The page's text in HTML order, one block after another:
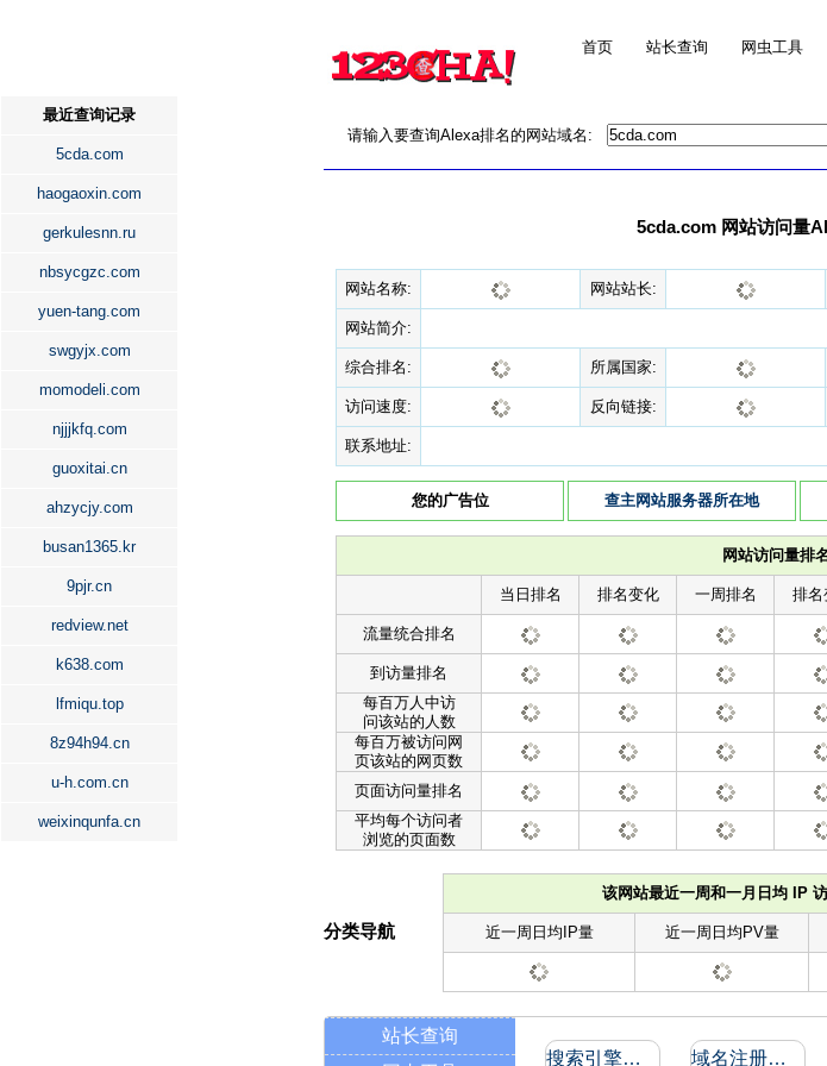
首页 站长查询 网虫工具
最近查询记录
5cda.com
haogaoxin.com
gerkulesnn.ru
nbsycgzc.com
yuen-tang.com
swgyjx.com
momodeli.com
njjjkfq.com
guoxitai.cn
ahzycjy.com
busan1365.kr
9pjr.cn
redview.net
k638.com
lfmiqu.top
8z94h94.cn
u-h.com.cn
weixinqunfa.cn
请输入要查询Alexa排名的网站域名:
5cda.com 网站访问量
网站名称: 网站站长:
网站简介:
综合排名: 所属国家:
访问速度: 反向链接:
联系地址:
您的广告位 查主网站服务器所在地
网站访问量排
当日排名 排名变化 一周排名 排名
流量统合排名
到访量排名
每百万人中访
问该站的人数
每百万被访问网
页该站的网页数
页面访问量排名
平均每个访问者
浏览的页面数
该网站最近一周和一月日均 IP
近一周日均IP量 近一周日均PV量
分类导航
站长查询
搜索引擎收录和反向链接 域名注册信息